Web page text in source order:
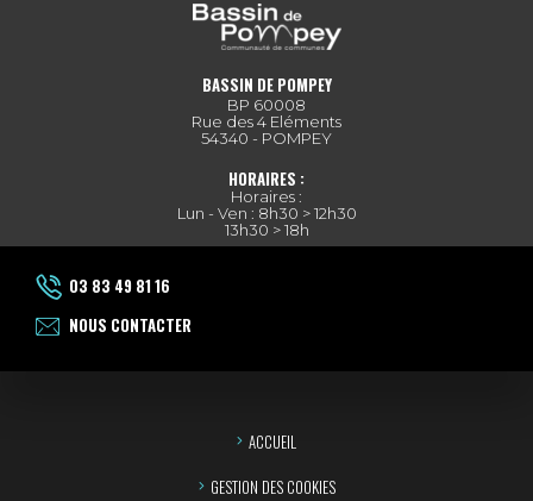
BASSIN DE POMPEY
BP 60008
Rue des 4 Eléments
54340 - POMPEY
HORAIRES :
Horaires :
Lun - Ven : 8h30 > 12h30
13h30 > 18h
03 83 49 81 16
NOUS CONTACTER
ACCUEIL
GESTION DES COOKIES